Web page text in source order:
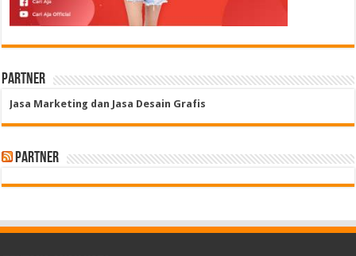
Partner
Jasa Marketing dan Jasa Desain Grafis
Partner